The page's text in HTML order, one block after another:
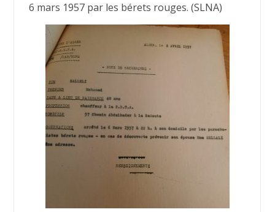
6 mars 1957 par les bérets rouges. (SLNA)